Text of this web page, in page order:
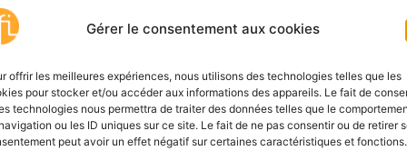
Gérer le consentement aux cookies
offrir les meilleures expériences, nous utilisons des technologies telles que les
pour stocker et/ou accéder aux informations des appareils. Le fait de
technologies nous permettra de traiter des données telles que le
ou les ID uniques sur ce site. Le fait de ne pas consentir ou de retirer
peut avoir un effet négatif sur certaines caractéristiques et fonctions.
cinéma l’Alhambra :
et l’imagination
le film